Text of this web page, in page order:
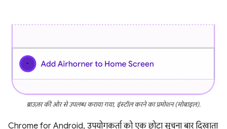
ब्राउज़र की ओर से उपलब्ध कराया गया, इंस्टॉल करने का प्रमोशन (मोबाइल).
Chrome for Android, उपयोगकर्ता को एक छोटा सूचना बार दिखाता